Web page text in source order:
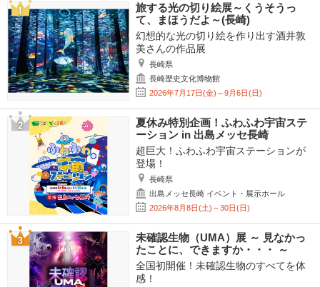
旅する光の切り絵展～くうそうっ
て、まほうだよ～(長崎)
幻想的な光の切り絵を作り出す酒井敦
美さんの作品展
長崎県
長崎歴史文化博物館
2026年7月17日(金)～9月6日(日)
夏休み特別企画！ふわふわ宇宙ステ
ーション in 出島メッセ長崎
超巨大！ふわふわ宇宙ステーションが
登場！
長崎県
出島メッセ長崎 イベント・展示ホール
2026年8月8日(土)～30日(日)
未確認生物（UMA）展 ～ 見なかっ
たことに、できますか・・・ ～
全国初開催！未確認生物のすべてを体
感！